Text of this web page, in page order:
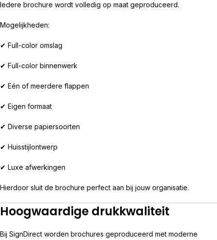
Iedere brochure wordt volledig op maat geproduceerd.
Mogelijkheden:
✔ Full-color omslag
✔ Full-color binnenwerk
✔ Eén of meerdere flappen
✔ Eigen formaat
✔ Diverse papiersoorten
✔ Huisstijlontwerp
✔ Luxe afwerkingen
Hierdoor sluit de brochure perfect aan bij jouw organisatie.
Hoogwaardige drukkwaliteit
Bij SignDirect worden brochures geproduceerd met moderne